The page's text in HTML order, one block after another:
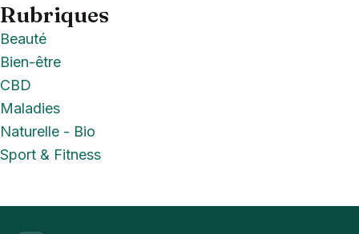
Rubriques
Beauté
Bien-être
CBD
Maladies
Naturelle - Bio
Sport & Fitness